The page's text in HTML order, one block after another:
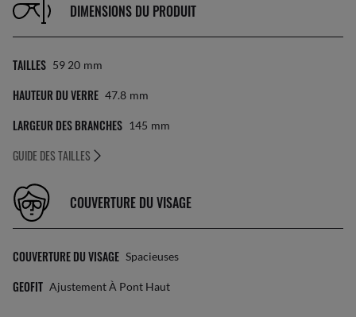
DIMENSIONS DU PRODUIT
TAILLES 59 20 Mm
HAUTEUR DU VERRE 47.8 Mm
LARGEUR DES BRANCHES 145 Mm
GUIDE DES TAILLES
COUVERTURE DU VISAGE
COUVERTURE DU VISAGE Spacieuses
GEOFIT Ajustement À Pont Haut